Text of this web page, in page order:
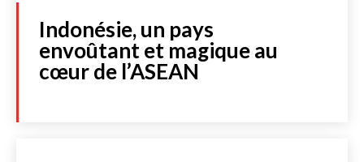
Indonésie, un pays
envoûtant et magique au
cœur de l’ASEAN